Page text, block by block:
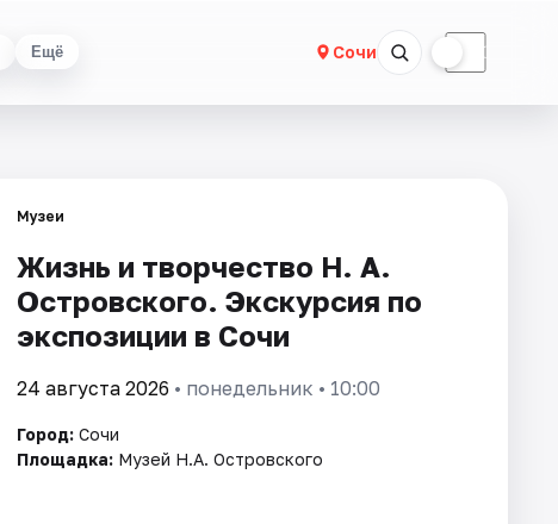
Ещё Сочи ☾
Музеи
Жизнь и творчество Н. А.
Островского. Экскурсия по
экспозиции в Сочи
24 августа 2026 • понедельник • 10:00
Город: Сочи
Площадка: Музей Н.А. Островского